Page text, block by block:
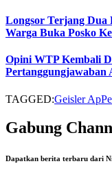
Longsor Terjang Dua
Warga Buka Posko
Opini WTP Kembali
Pertanggungjawaban
TAGGED:Geisler Ap
Gabung
Dapatkan berita terbaru dari